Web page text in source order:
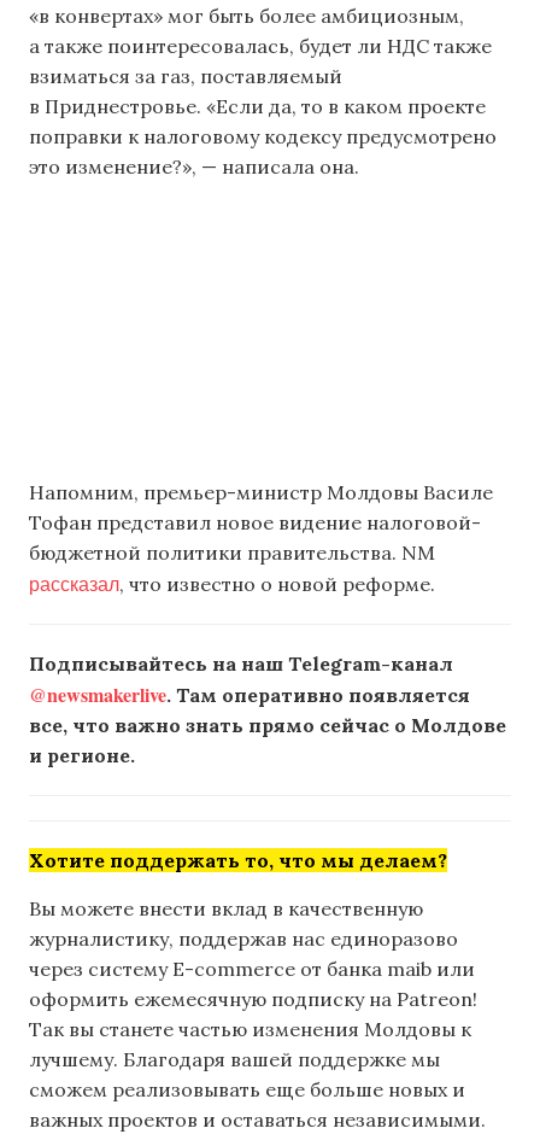
«в конвертах» мог быть более амбициозным,
а также поинтересовалась, будет ли НДС также
взиматься за газ, поставляемый
в Приднестровье. «Если да, то в каком проекте
поправки к налоговому кодексу предусмотрено
это изменение?», — написала она.
Напомним, премьер-министр Молдовы Василе
Тофан представил новое видение налоговой-
бюджетной политики правительства. NM
рассказал, что известно о новой реформе.
Подписывайтесь на наш Telegram-канал
@newsmakerlive. Там оперативно появляется
все, что важно знать прямо сейчас о Молдове
и регионе.
Хотите поддержать то, что мы делаем?
Вы можете внести вклад в качественную
журналистику, поддержав нас единоразово
через систему E-commerce от банка maib или
оформить ежемесячную подписку на Patreon!
Так вы станете частью изменения Молдовы к
лучшему. Благодаря вашей поддержке мы
сможем реализовывать еще больше новых и
важных проектов и оставаться независимыми.